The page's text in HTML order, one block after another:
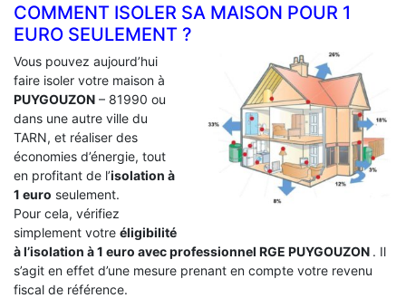
COMMENT ISOLER SA MAISON POUR 1
EURO SEULEMENT ?
Vous pouvez aujourd’hui
faire isoler votre maison à
PUYGOUZON – 81990 ou
dans une autre ville du
TARN, et réaliser des
économies d’énergie, tout
en profitant de l’isolation à
1 euro seulement.
Pour cela, vérifiez
simplement votre éligibilité
à l’isolation à 1 euro avec professionnel RGE PUYGOUZON . Il
s’agit en effet d’une mesure prenant en compte votre revenu
fiscal de référence.